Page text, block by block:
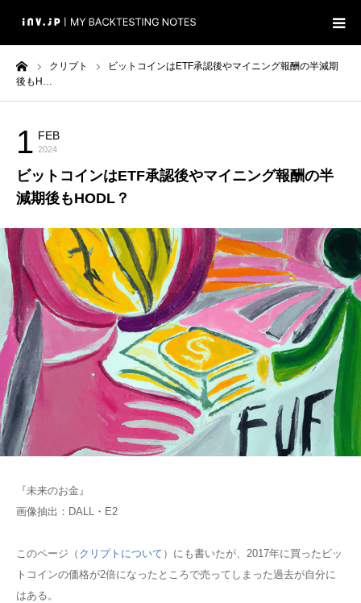
クリプト
ビットコインはETF承認後やマイニング報酬の半減期
後もH…
1 FEB
2024
ビットコインはETF承認後やマイニング報酬の半
減期後もHODL？
『未来のお金』
画像抽出：DALL・E2
このページ（ クリプトについて ）にも書いたが、2017年に買ったビッ
トコインの価格が2倍になったところで売ってしまった過去が自分に
はある。
ホーム